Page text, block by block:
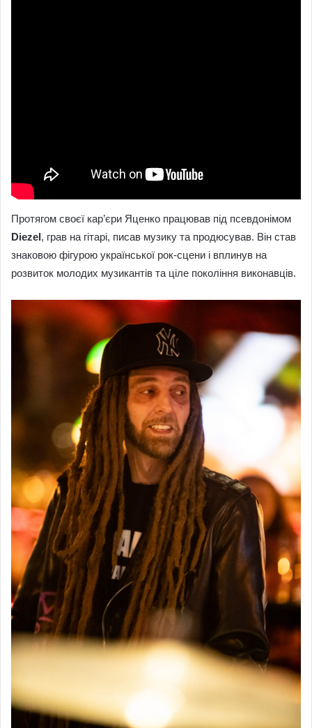
Протягом своєї кар’єри Яценко працював під псевдонімом
Diezel, грав на гітарі, писав музику та продюсував. Він став
знаковою фігурою української рок-сцени і вплинув на
розвиток молодих музикантів та ціле покоління виконавців.